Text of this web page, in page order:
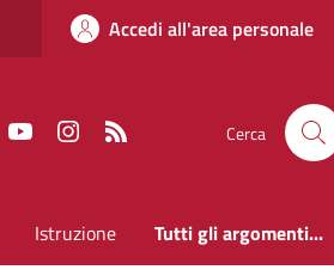
Accedi all'area personale
FaceboookYoutubeInstagram Cerca
Istruzione Tutti gli argomenti...